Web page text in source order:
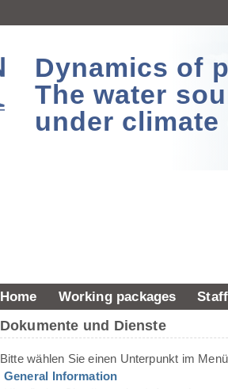
Dynamics of
The water
under climate
Home Working packages Staff
Dokumente und Dienste
Bitte wählen Sie einen Unterpunkt im
General Information